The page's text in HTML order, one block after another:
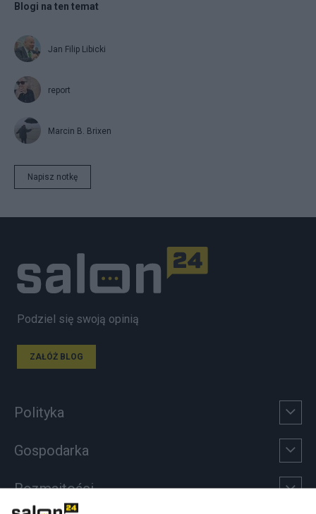
Blogi na ten temat
Jan Filip Libicki
report
Marcin B. Brixen
Napisz notkę
Podziel się swoją opinią
ZAŁÓŻ BLOG
Polityka
Gospodarka
Rozmaitości